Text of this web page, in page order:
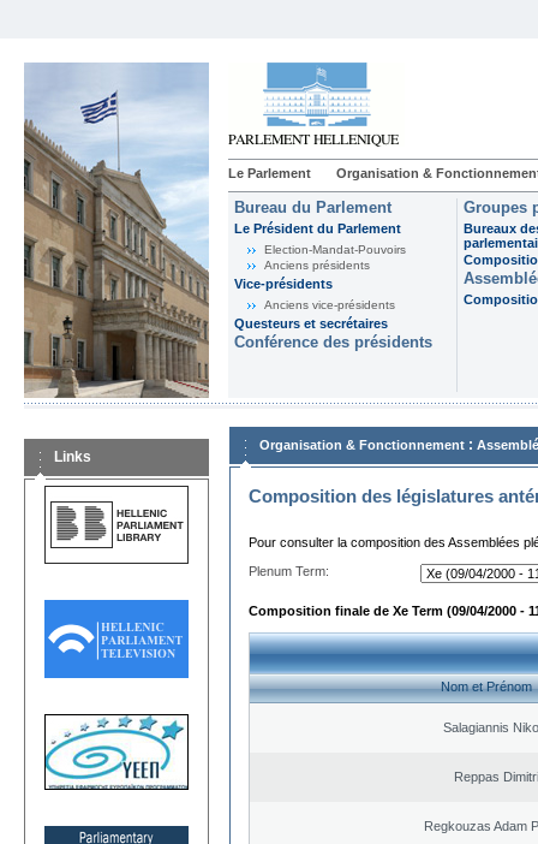
Le Parlement Organisation &
Bureau du Parlement
Le Président du Parlement
Election-Mandat-Pouvoirs
Anciens présidents
Vice-présidents
Anciens vice-présidents
Questeurs et secrétaires
Conférence des présidents
Groupes
Bureaux
Links
Organisation & Fonctionnement :
Composition des législatures
Pour consulter la composition des Assemblées
Plenum Term:
Composition finale de Xe Term (09/04/2000 -
Nom et Prénom
Salagiannis
Reppas
Regkouzas Adam